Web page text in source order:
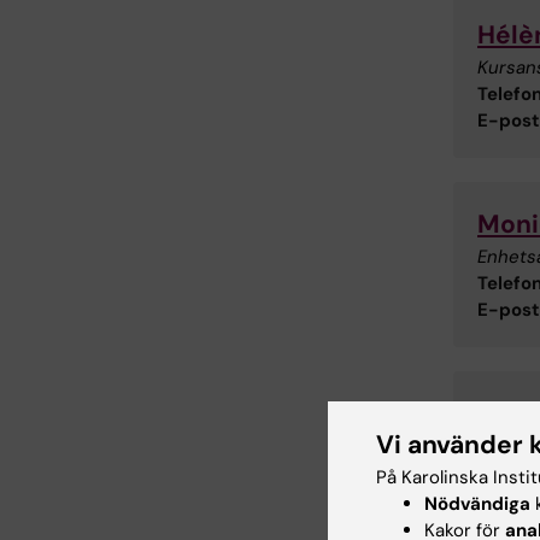
E-
E-
E-
Vi använder
På Karolinska
Nödvändiga
Kakor för